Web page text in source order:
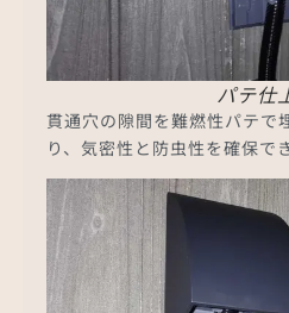
パテ仕
貫通穴の隙間を難燃性パテで
り、気密性と防虫性を確保で